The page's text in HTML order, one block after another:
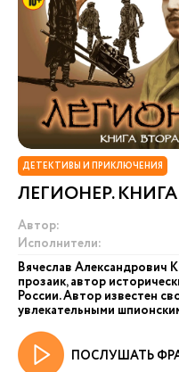
ДЕТЕКТИВЫ И ПРИКЛЮЧЕНИЯ
ЛЕГИОНЕР.
Автор:
Исполнители:
Вячеслав Александрович
прозаик, автор
России. Автор известен
увлекательными
ПОСЛУШАТЬ